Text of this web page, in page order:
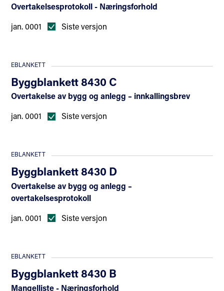
Overtakelsesprotokoll - Næringsforhold
jan. 0001
Siste versjon
EBLANKETT
Byggblankett 8430 C
Overtakelse av bygg og anlegg – innkallingsbrev
jan. 0001
Siste versjon
EBLANKETT
Byggblankett 8430 D
Overtakelse av bygg og anlegg –
overtakelsesprotokoll
jan. 0001
Siste versjon
EBLANKETT
Byggblankett 8430 B
Mangelliste - Næringsforhold